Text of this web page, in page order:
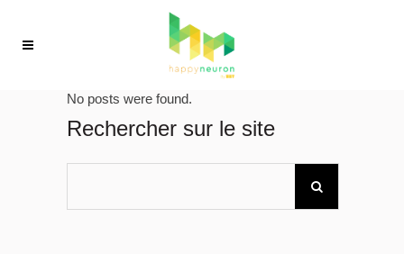
No posts were found.
Rechercher sur le site